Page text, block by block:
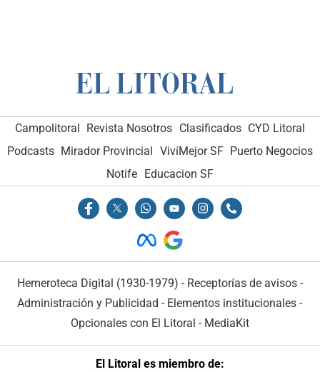
Campolitoral Revista Nosotros Clasificados CYD Litoral
Podcasts Mirador Provincial VivíMejor SF Puerto Negocios
Notife Educacion SF
Hemeroteca Digital (1930-1979) - Receptorías de avisos -
Administración y Publicidad - Elementos institucionales -
Opcionales con El Litoral - MediaKit
El Litoral es miembro de: